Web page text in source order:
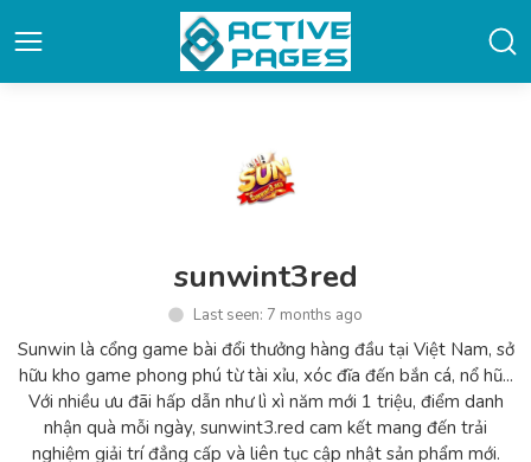
sunwint3red
Last seen: 7 months ago
Sunwin là cổng game bài đổi thưởng hàng đầu tại Việt Nam, sở
hữu kho game phong phú từ tài xỉu, xóc đĩa đến bắn cá, nổ hũ...
Với nhiều ưu đãi hấp dẫn như lì xì năm mới 1 triệu, điểm danh
nhận quà mỗi ngày, sunwint3.red cam kết mang đến trải
nghiệm giải trí đẳng cấp và liên tục cập nhật sản phẩm mới.